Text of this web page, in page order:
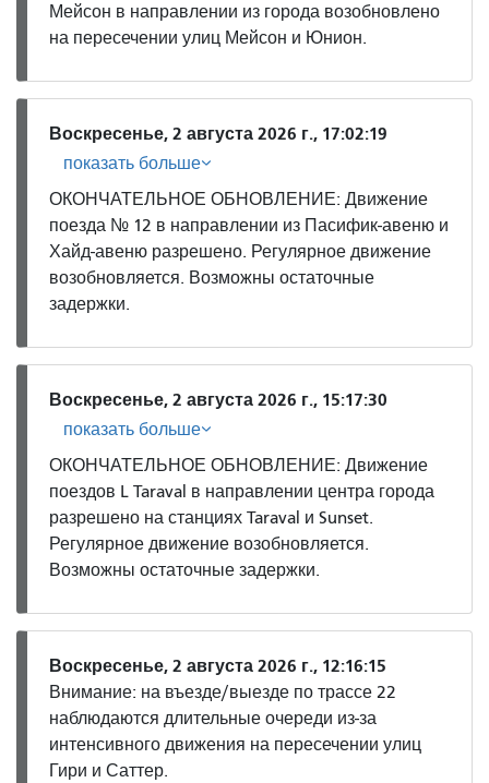
Мейсон в направлении из города возобновлено
на пересечении улиц Мейсон и Юнион.
Воскресенье, 2 августа 2026 г., 17:02:19
показать больше
ОКОНЧАТЕЛЬНОЕ ОБНОВЛЕНИЕ: Движение
поезда № 12 в направлении из Пасифик-авеню и
Хайд-авеню разрешено. Регулярное движение
возобновляется. Возможны остаточные
задержки.
Воскресенье, 2 августа 2026 г., 15:17:30
показать больше
ОКОНЧАТЕЛЬНОЕ ОБНОВЛЕНИЕ: Движение
поездов L Taraval в направлении центра города
разрешено на станциях Taraval и Sunset.
Регулярное движение возобновляется.
Возможны остаточные задержки.
Воскресенье, 2 августа 2026 г., 12:16:15
Внимание: на въезде/выезде по трассе 22
наблюдаются длительные очереди из-за
интенсивного движения на пересечении улиц
Гири и Саттер.